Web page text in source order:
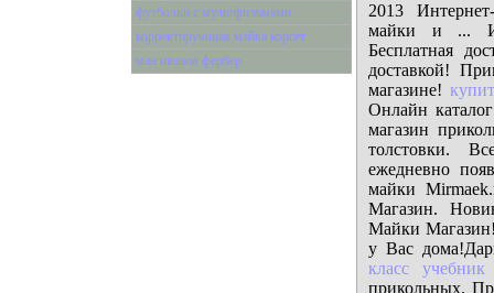
футболки с мультфильмами
корректирующая майка корсет
ман иванов фербер
2013
майки и ...
Бесплатная
доставкой!
магазине!
Онлайн
магазин
толстовки.
ежедневно
майки
Магазин.
Майки Магазин!
у Вас
класс учебник
прикольных.